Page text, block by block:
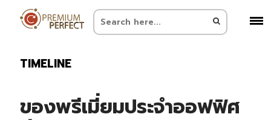
TIMELINE
ของพรีเมี่ยมประจำออฟฟิศ